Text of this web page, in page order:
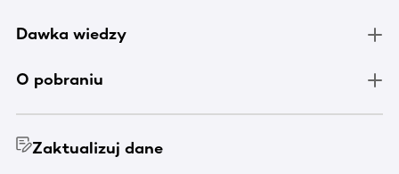
Dawka wiedzy
O pobraniu
Zaktualizuj dane